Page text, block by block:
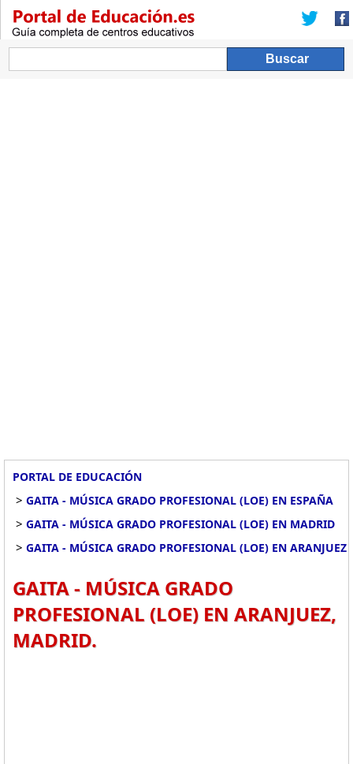
PORTAL DE EDUCACIÓN
> GAITA - MÚSICA GRADO PROFESIONAL (LOE) EN ESPAÑA
> GAITA - MÚSICA GRADO PROFESIONAL (LOE) EN MADRID
> GAITA - MÚSICA GRADO PROFESIONAL (LOE) EN ARANJUEZ
GAITA - MÚSICA GRADO
PROFESIONAL (LOE) EN ARANJUEZ,
MADRID.